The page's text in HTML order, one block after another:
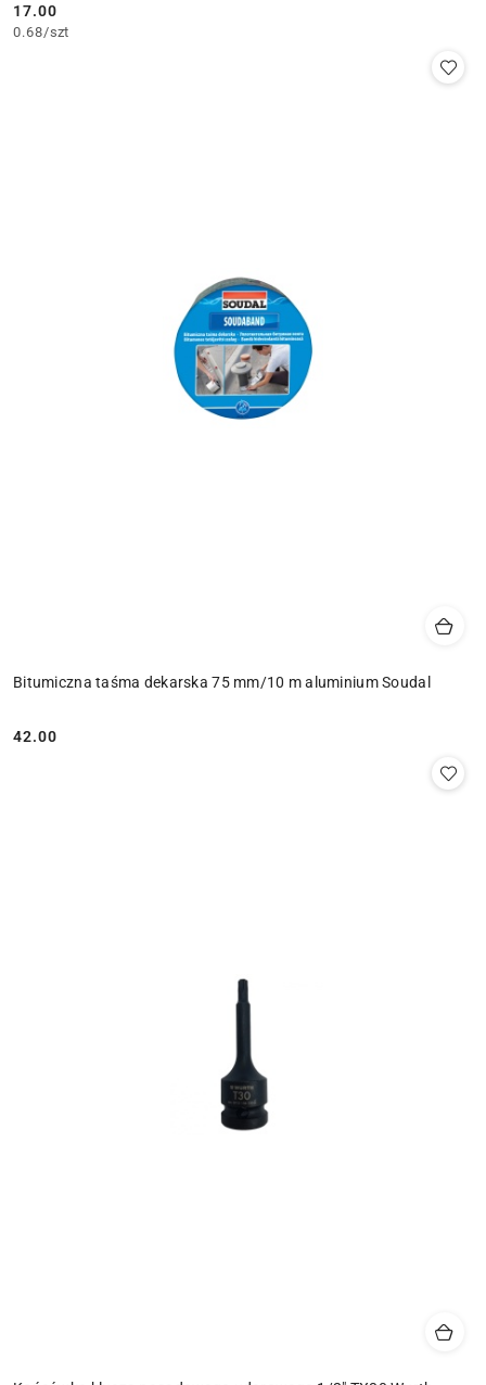
Cena:
17.00
0.68/szt
Bitumiczna taśma dekarska 75 mm/10 m aluminium Soudal
Cena:
42.00